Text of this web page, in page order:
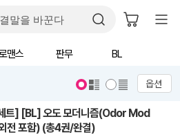
맨스 판무 BL
옵션
트] [BL] 오도 모더니즘(Odor Mod
전 포함) (총4권/완결)